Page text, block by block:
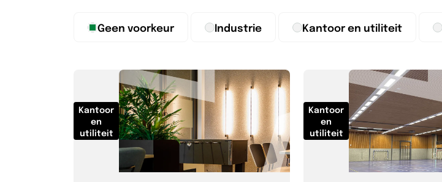
Geen voorkeur Industrie Kantoor en utiliteit
Kantoor
en
utiliteit
Kantoor
en
utiliteit